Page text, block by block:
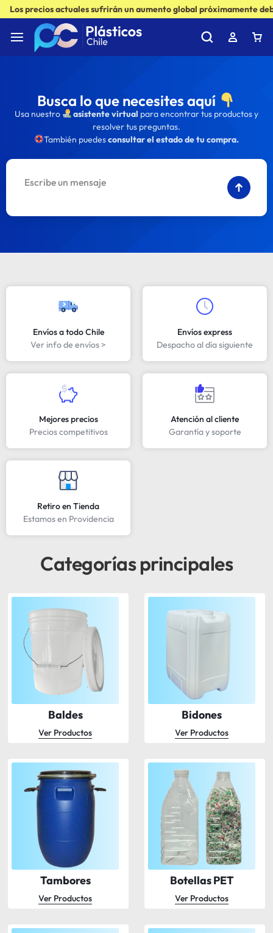
Los precios actuales sufrirán un aumento global próximamente
Busca lo que necesites aquí
Usa nuestro asistente virtual para encontrar tus productos y
resolver tus preguntas.
También puedesconsultar el estado de tu compra.
Envíos a todo Chile
Ver info de envíos >
Envíos express
Despacho al día siguiente
Mejores precios
Precios competitivos
Atención al cliente
Garantía y soporte
Retiro en Tienda
Estamos en Providencia
Categorías principales
Baldes
Ver Productos
Bidones
Ver Productos
Tambores
Ver Productos
Botellas PET
Ver Productos